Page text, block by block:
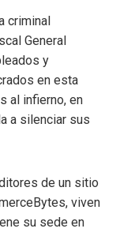
criminal
General
y
en esta
al infierno, en
a silenciar sus
de un sitio
viven
su sede en